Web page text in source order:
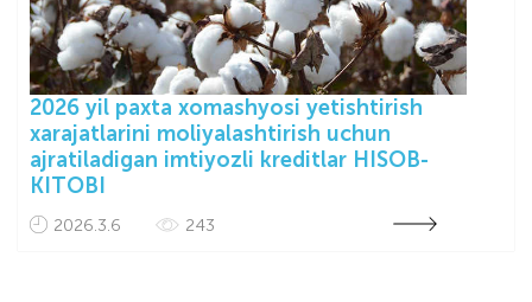
2026 yil paxta xomashyosi yetishtirish
xarajatlarini moliyalashtirish uchun
ajratiladigan imtiyozli kreditlar HISOB-
KITOBI
2026.3.6 243